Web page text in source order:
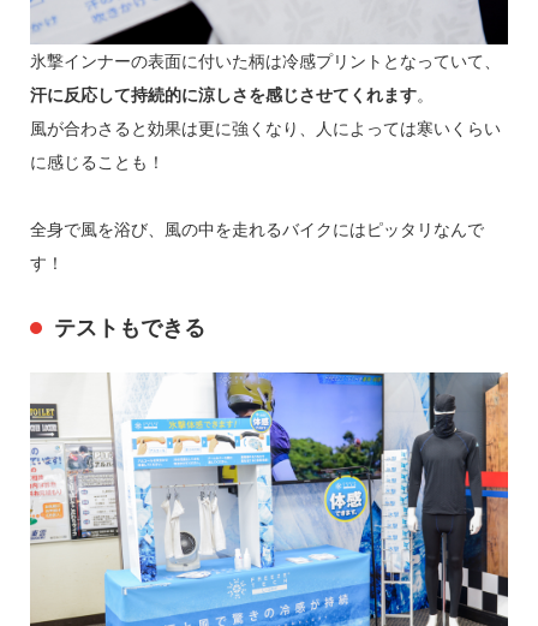
氷撃インナーの表面に付いた柄は冷感プリントとなっていて、
汗に反応して持続的に涼しさを感じさせてくれます。
風が合わさると効果は更に強くなり、人によっては寒いくらい
に感じることも！
全身で風を浴び、風の中を走れるバイクにはピッタリなんで
す！
テストもできる